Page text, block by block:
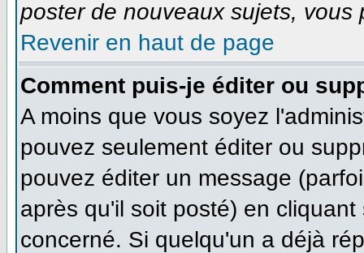
poster de nouveaux sujets, vous
Revenir en haut de page
Comment puis-je éditer ou
A moins que vous soyez
pouvez seulement éditer ou
pouvez éditer un message
après qu'il soit posté) en
concerné. Si quelqu'un a déjà